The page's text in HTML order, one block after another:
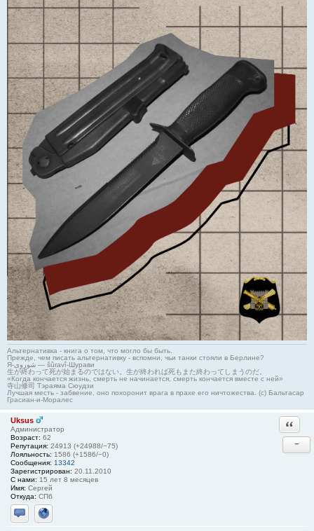
Альтернативка - книга о том, что могло бы быть.
Прежде, чем писать альтернативку - вспомни, чьи танки стояли в Берлине?
Я-شوروی — šûravî-Шурави
生が終わって死が始まるのではない。生が終われば死もまた終わってしまうのだ。
«Когда кончается жизнь, смерть не начинается, смерть кончается вместе с ней»
寺山修司 Тэраяма Сюудзи
Лучшая месть - забвение, оно похоронит врага в прахе его ничтожества. (с) Бальтасар
Грасиан-и-Моралес
Uksus
Администратор
Возраст: 62
Репутация: 24913 (+24988/−75)
Лояльность: 1586 (+1586/−0)
Сообщения: 13342
Зарегистрирован: 20.11.2010
С нами: 15 лет 8 месяцев
Имя: Сергей
Откуда: СПб
Отправить личное сообщение
Сайт
−